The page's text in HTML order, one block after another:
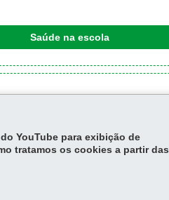
Saúde na escola
YouTube para exibição de
tratamos os cookies a partir das